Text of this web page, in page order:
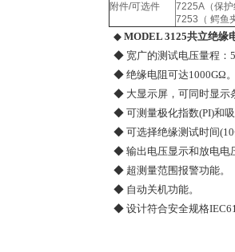
附件/可选件
7225A（保
7253（ 鳄鱼
◆ MODEL 3125共立绝缘
◆ 宽广的测试电压量程：
◆ 绝缘电阻可达1000GΩ
◆ 大显示屏，可同时显示
◆ 可测量极化指数(PI)和
◆ 可选择绝缘测试时间
◆ 输出电压显示和放电电
◆ 超测量范围报警功能。
◆ 自动关机功能。
◆ 设计符合安全规格